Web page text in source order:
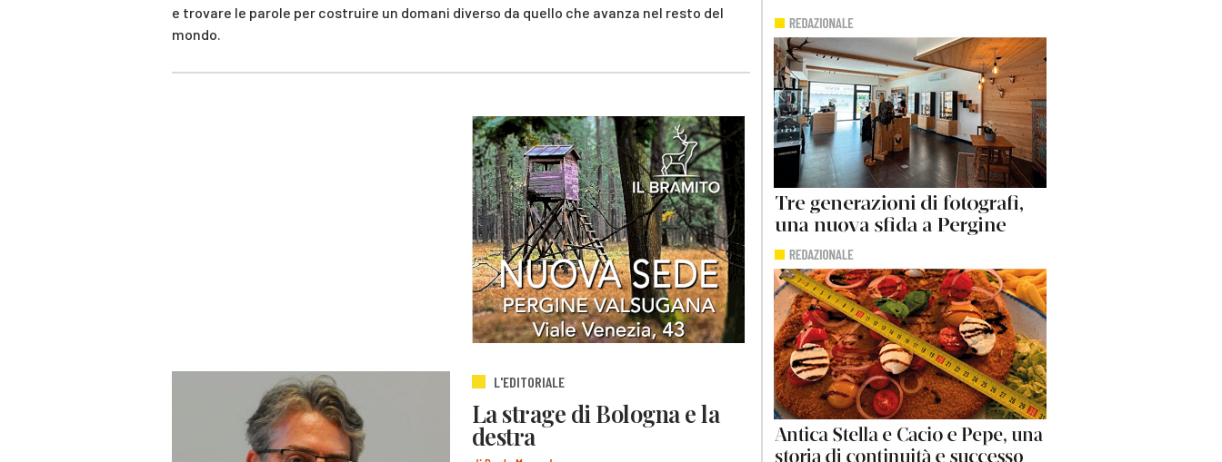
e trovare le parole per costruire un domani diverso da quello che avanza nel resto del
mondo.
L'EDITORIALE
La strage di Bologna e la
destra